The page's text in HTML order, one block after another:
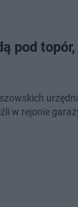
pod
w rejonie